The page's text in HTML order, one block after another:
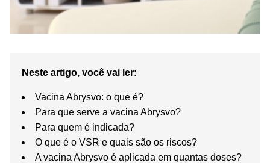
Neste artigo, você vai ler:
Vacina Abrysvo: o que é?
Para que serve a vacina Abrysvo?
Para quem é indicada?
O que é o VSR e quais são os riscos?
A vacina Abrysvo é aplicada em quantas doses?